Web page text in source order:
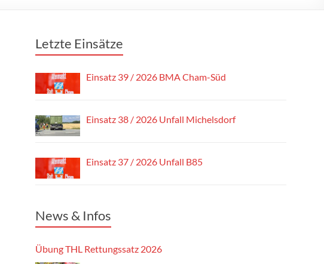
Letzte Einsätze
Einsatz 39 / 2026 BMA Cham-Süd
Einsatz 38 / 2026 Unfall Michelsdorf
Einsatz 37 / 2026 Unfall B85
News & Infos
Übung THL Rettungssatz 2026